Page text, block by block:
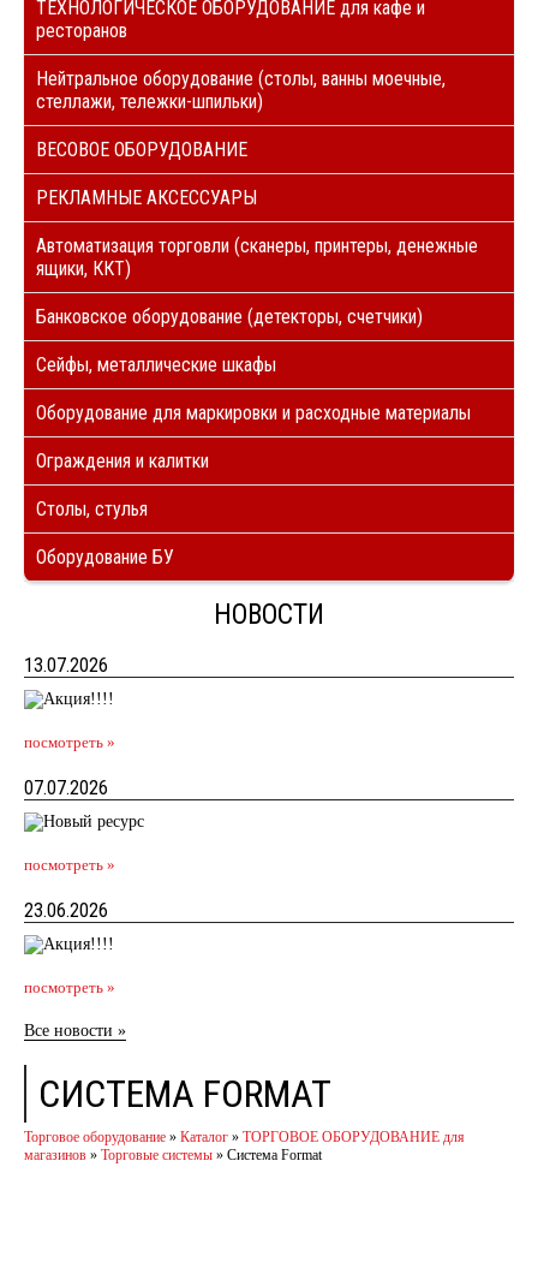
ТЕХНОЛОГИЧЕСКОЕ ОБОРУДОВАНИЕ для кафе и
ресторанов
Нейтральное оборудование (столы, ванны моечные,
стеллажи, тележки-шпильки)
ВЕСОВОЕ ОБОРУДОВАНИЕ
РЕКЛАМНЫЕ АКСЕССУАРЫ
Автоматизация торговли (сканеры, принтеры, денежные
ящики, ККТ)
Банковское оборудование (детекторы, счетчики)
Сейфы, металлические шкафы
Оборудование для маркировки и расходные материалы
Ограждения и калитки
Столы, стулья
Оборудование БУ
НОВОСТИ
13.07.2026
посмотреть »
07.07.2026
посмотреть »
23.06.2026
посмотреть »
Все новости »
СИСТЕМА FORMAT
Торговое оборудование » Каталог » ТОРГОВОЕ ОБОРУДОВАНИЕ для
магазинов » Торговые системы » Система Format